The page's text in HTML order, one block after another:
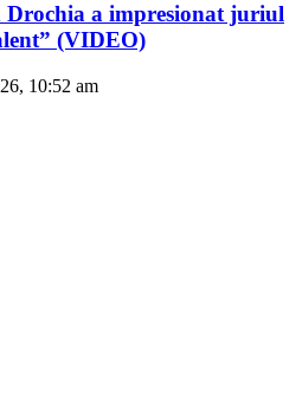
Drochia a impresionat juriul
(VIDEO)
10:52 am